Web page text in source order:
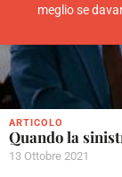
meglio se
ARTICOLO
Quando la
13 Ottobre 2021